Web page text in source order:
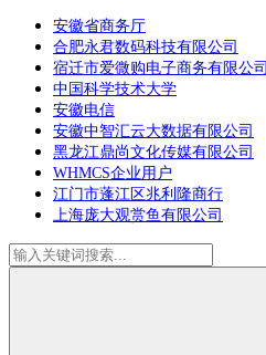
安徽省商务厅
合肥永君数码科技有限公司
宿迁市爱微购电子商务有限公司
中国科学技术大学
安徽电信
安徽中智汇云大数据有限公司
黑龙江鼎尚文化传媒有限公司
WHMCS企业用户
江门市蓬江区兆利隆商行
上海庞大观赏鱼有限公司